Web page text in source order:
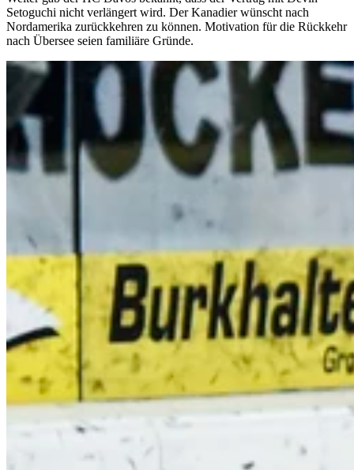
Setoguchi nicht verlängert wird. Der Kanadier wünscht nach
Nordamerika zurückkehren zu können. Motivation für die Rückkehr
nach Übersee seien familiäre Gründe.